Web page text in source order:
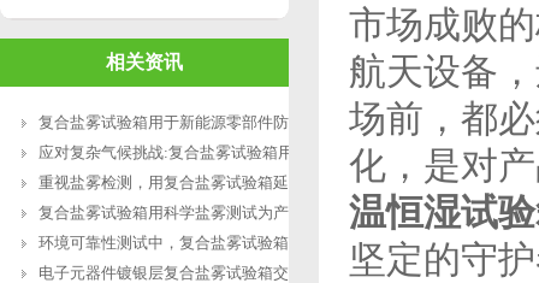
相关资讯
复合盐雾试验箱用于新能源零部件防腐测
应对复杂气候挑战:复合盐雾试验箱用于涂
重视盐雾检测，用复合盐雾试验箱延长产
复合盐雾试验箱用科学盐雾测试为产品研
环境可靠性测试中，复合盐雾试验箱缺水
电子元器件镀银层复合盐雾试验箱交变盐
市场成败
航天设备
场前，都
化，是对
温恒湿试
坚定的守